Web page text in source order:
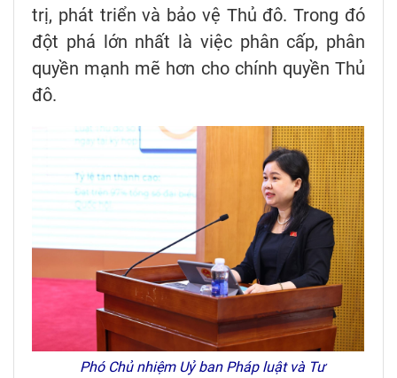
trị, phát triển và bảo vệ Thủ đô. Trong đó
đột phá lớn nhất là việc phân cấp, phân
quyền mạnh mẽ hơn cho chính quyền Thủ
đô.
Phó Chủ nhiệm Uỷ ban Pháp luật và Tư